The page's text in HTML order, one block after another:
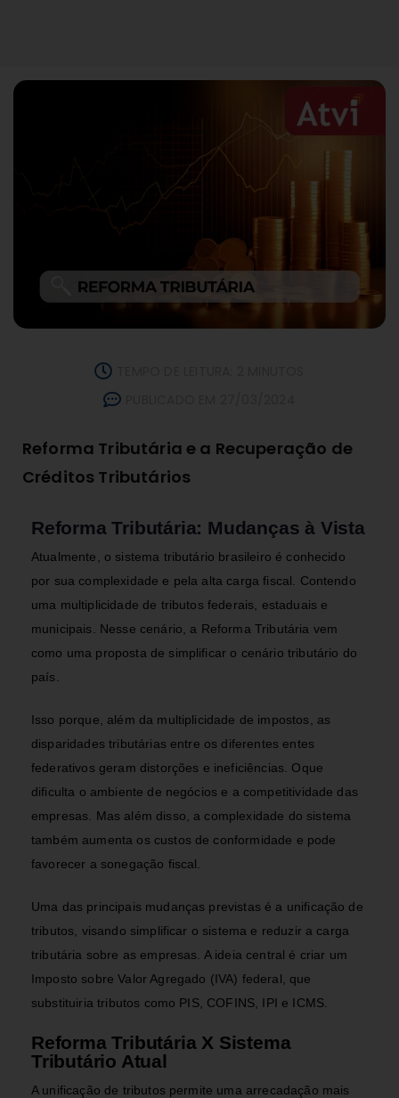
Reforma Tributária e a Recuperação de
Créditos Tributários
Reforma Tributária: Mudanças à Vista
Atualmente, o sistema tributário brasileiro é conhecido
por sua complexidade e pela alta carga fiscal. Contendo
uma multiplicidade de tributos federais, estaduais e
municipais. Nesse cenário, a Reforma Tributária vem
como uma proposta de simplificar o cenário tributário do
país.
Isso porque, além da multiplicidade de impostos, as
disparidades tributárias entre os diferentes entes
federativos geram distorções e ineficiências. Oque
dificulta o ambiente de negócios e a competitividade das
empresas. Mas além disso, a complexidade do sistema
também aumenta os custos de conformidade e pode
favorecer a sonegação fiscal.
Uma das principais mudanças previstas é a unificação de
tributos, visando simplificar o sistema e reduzir a carga
tributária sobre as empresas. A ideia central é criar um
Imposto sobre Valor Agregado (IVA) federal, que
substituiria tributos como PIS, COFINS, IPI e ICMS.
Reforma Tributária X Sistema
Tributário Atual
A unificação de tributos permite uma arrecadação mais